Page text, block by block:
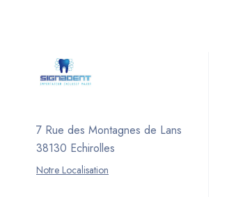
7 Rue des Montagnes de Lans
38130 Echirolles
Notre Localisation